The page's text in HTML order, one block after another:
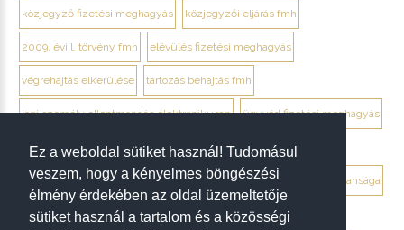
Ez a weboldal sütiket használ! Tudomásul
veszem, hogy a kényelmes böngészési
élmény érdekében az oldal üzemeltetője
sütiket használ a tartalom és a közösségi
közjegyző fizetési meghagyás közjegyzői eljárás fmh
2009. évi l. törvény fmh elévülés fizetési meghagyás
végrehajtás elkerülése tartozás behajtás fmh
jogi személy ellentmondás elektronikusan ügyvéd fizetési meghagyás
debrecen ügyvéd fizetési meghagyás
végrendelet megtámadása mikor érdemes végrendelet hatálytalansága
érvénytelenség megállapítása per hagyatéki per végrendelet